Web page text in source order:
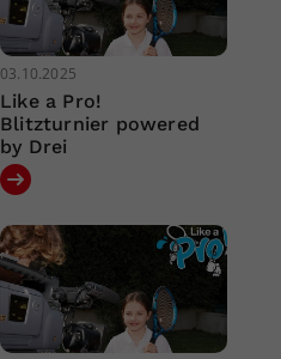
03.10.2025
Like a Pro!
Blitzturnier powered
by Drei